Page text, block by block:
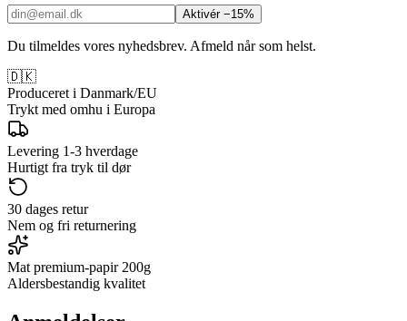
Aktivér −15%
Du tilmeldes vores nyhedsbrev. Afmeld når som helst.
🇩🇰
Produceret i Danmark/EU
Trykt med omhu i Europa
Levering 1-3 hverdage
Hurtigt fra tryk til dør
30 dages retur
Nem og fri returnering
Mat premium-papir 200g
Aldersbestandig kvalitet